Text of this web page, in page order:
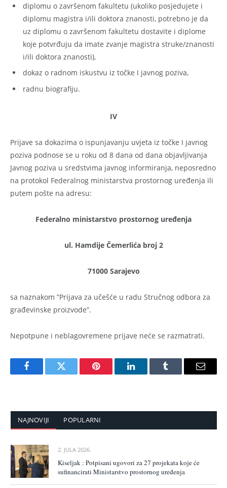
diplomu o završenom fakultetu (ukoliko posjedujete i
diplomu magistra i/ili doktora znanosti, potrebno je da
uz diplomu o završenom fakultetu dostavite i diplome
koje potvrđuju da imate zvanje magistra struke/znanosti
i/ili doktora znanosti),
dokaz o radnom iskustvu iz točke I javnog poziva,
radnu biografiju.
IV
Prijave sa dokazima o ispunjavanju uvjeta iz točke I javnog
poziva podnose se u roku od 8 dana od dana objavljivanja
Javnog poziva u sredstvima javnog informiranja, neposredno
na protokol Federalnog ministarstva prostornog uređenja ili
putem pošte na adresu:
Federalno ministarstvo prostornog uređenja
ul. Hamdije Čemerlića broj 2
71000 Sarajevo
sa naznakom ”Prijava za učešće u radu Stručnog odbora za
građevinske proizvode”.
Nepotpune i neblagovremene prijave neće se razmatrati.
FacebookTwitter Pinterest LinkedInTumblr Email
NAJNOVIJI POPULARNI
2. JULA 2026.
Kiseljak : Potpisani ugovori za 27 projekata koje će
sufinancirati Ministarstvo prostornog uređenja